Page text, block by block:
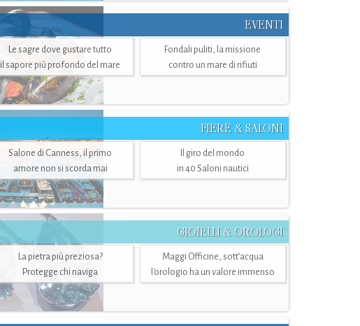
EVENTI
Le sagre dove gustare tutto
il sapore più profondo del mare
Fondali puliti, la missione
contro un mare di rifiuti
FIERE & SALONI
Salone di Canness, il primo
amore non si scorda mai
Il giro del mondo
in 40 Saloni nautici
GIOIELLI & OROLOGI
La pietra più preziosa?
Protegge chi naviga
Maggi Officine, sott’acqua
l'orologio ha un valore immenso